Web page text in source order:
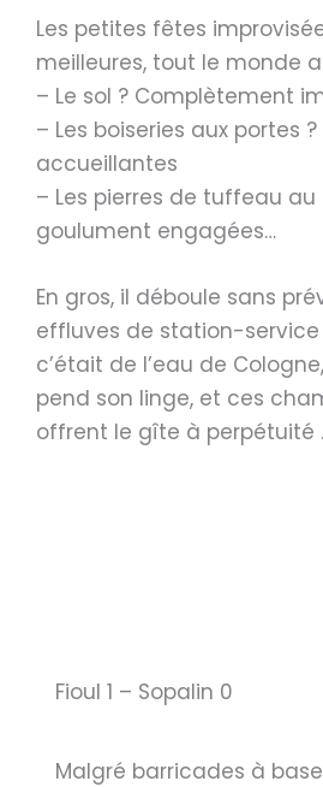
Les petites fêtes
meilleures, tout le monde
– Le sol ? Complètement
– Les boiseries aux portes
accueillantes
– Les pierres de tuffeau au
goulument engagées…
En gros, il déboule sans
effluves de station-
c’était de l’eau de
pend son linge, et ces
offrent le gîte à perpétuité
Fioul 1 – Sopalin 0
Malgré barricades à